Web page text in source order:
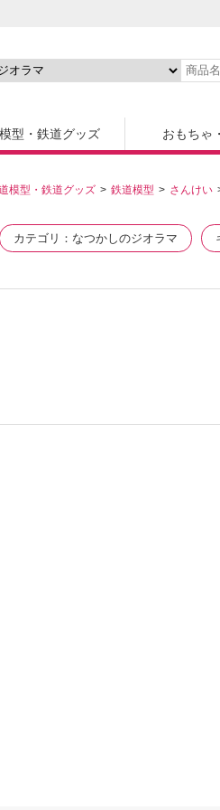
型・鉄道グッズ おもちゃ
模型・鉄道グッズ 鉄道模型 さんけい
カテゴリ なつかしのジオラマ